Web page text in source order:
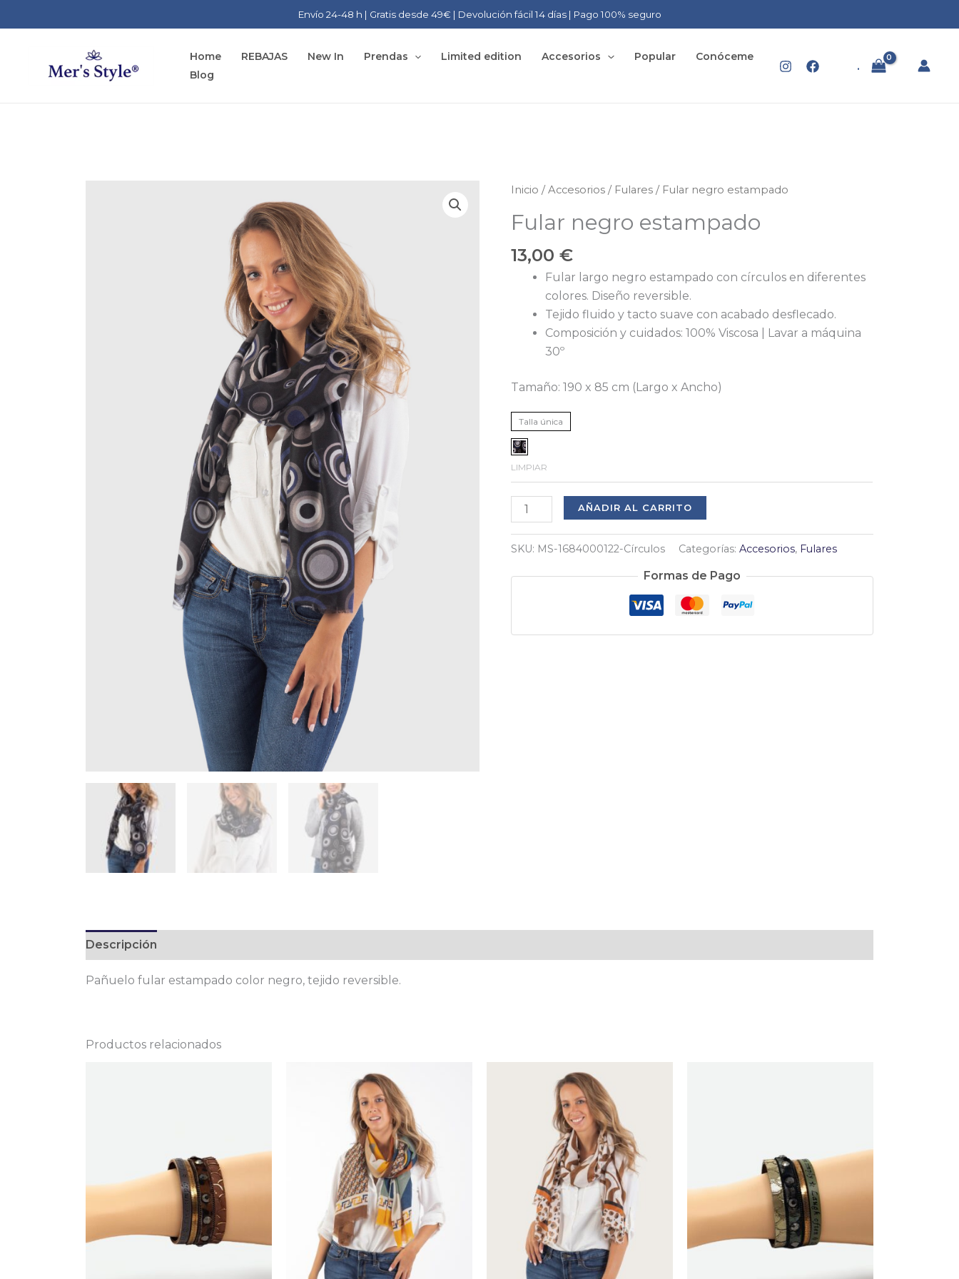
al
Envío 24-48 h | Gratis desde 49€ | Devolución fácil 14 días | Pago 100% seguro
Home REBAJAS New In Prendas Limited edition Accesorios Popular
Conóceme
Blog
.
Inicio /Accesorios / Fulares / Fular negro estampado
Fular negro estampado
13,00€
Fular largo negro estampado con círculos en diferentes
colores. Diseño reversible.
Tejido fluido y tacto suave con acabado desflecado.
Composición y cuidados: 100% Viscosa | Lavar a máquina
30º
Tamaño: 190 x 85 cm (Largo x Ancho)
Talla única
LIMPIAR
Fular
negro
AÑADIR AL CARRITO
SKU: MS-1684000122-Círculos Categorías:Accesorios, Fulares
Formas de Pago
Descripción
Pañuelo fular estampado color negro, tejido reversible.
Productos relacionados